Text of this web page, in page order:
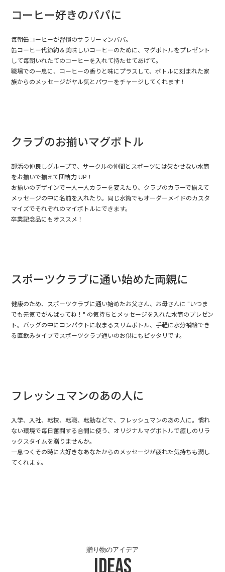
コーヒー好きのパパに
毎朝缶コーヒーが習慣のサラリーマンパパ。
缶コーヒー代節約＆美味しいコーヒーのために、マグボトルをプレゼント
して毎朝いれたてのコーヒーを入れて持たせてあげて。
職場での一息に、コーヒーの香りと味にプラスして、ボトルに刻まれた家
族からのメッセージがヤル気とパワーをチャージしてくれます！
クラブのお揃いマグボトル
部活の仲良しグループで、サークルの仲間とスポーツには欠かせない水筒
をお揃いで揃えて団結力 UP！
お揃いのデザインで一人一人カラーを変えたり、クラブのカラーで揃えて
メッセージの中に名前を入れたり。同じ水筒でもオーダーメイドのカスタ
マイズでそれぞれのマイボトルにできます。
卒業記念品にもオススメ！
スポーツクラブに通い始めた両親に
健康のため、スポーツクラブに通い始めたお父さん、お母さんに "いつま
でも元気でがんばってね！" の気持ちとメッセージを入れた水筒のプレゼン
ト。バッグの中にコンパクトに収まるスリムボトル、手軽に水分補給でき
る直飲みタイプでスポーツクラブ通いのお供にもピッタリです。
フレッシュマンのあの人に
入学、入社、転校、転職、転勤などで、フレッシュマンのあの人に。慣れ
ない環境で毎日奮闘する合間に使う、オリジナルマグボトルで癒しのリラ
ックスタイムを贈りませんか。
一息つくその時に大好きなあなたからのメッセージが疲れた気持ちも潤し
てくれます。
贈り物のアイデア